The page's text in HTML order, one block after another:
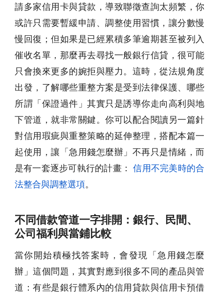
請多家信用卡與貸款，導致聯徵查詢太頻繁，你
或許只需要暫緩申請、調整使用習慣，讓分數慢
慢回復；但如果是已經累積多筆逾期甚至被列入
催收名單，那麼再去尋找一般銀行信貸，很可能
只會換來更多的婉拒與壓力。這時，從法規角度
出發，了解哪些重整方案是受到法律保護、哪些
所謂「保證過件」其實只是誘導你走向高利與地
下管道，就非常關鍵。你可以配合閱讀另一篇針
對信用瑕疵與重整策略的延伸整理，搭配本篇一
起使用，讓「急用錢怎麼辦」不再只是情緒，而
是有一套逐步可執行的計畫：
信用不完美時的合
法整合與調整選項。
不同借款管道一字排開：銀行、民間、
公司福利與當鋪比較
當你開始積極找答案時，會發現「急用錢怎麼
辦」這個問題，其實對應到很多不同的產品與管
道：有些是銀行體系內的信用貸款與信用卡預借